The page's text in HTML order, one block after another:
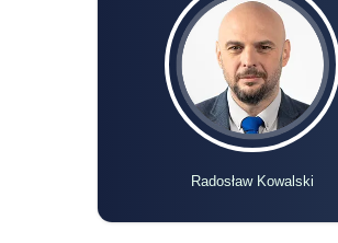
Radosław Kowalski